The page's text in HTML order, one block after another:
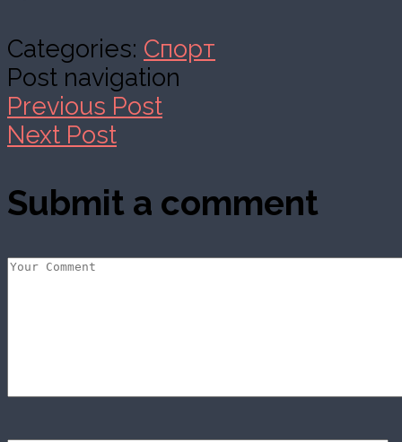
Categories: Спорт
Post navigation
Previous Post
Next Post
Submit a comment